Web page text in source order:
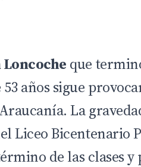
que
años sigue
La
Liceo Bicentenario
de las clases